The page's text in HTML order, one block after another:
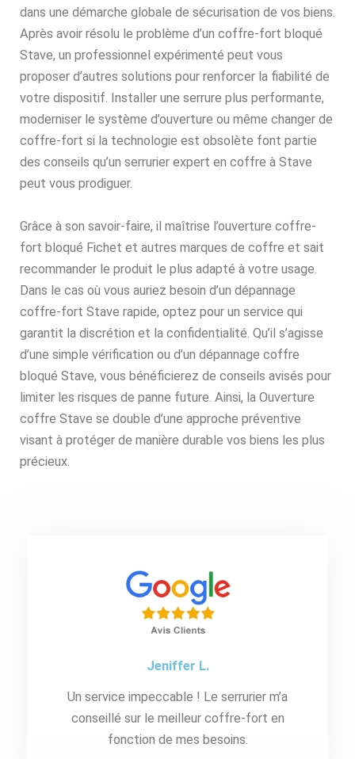
dans une démarche globale de sécurisation de vos biens.
Après avoir résolu le problème d’un coffre-fort bloqué
Stave, un professionnel expérimenté peut vous
proposer d’autres solutions pour renforcer la fiabilité de
votre dispositif. Installer une serrure plus performante,
moderniser le système d’ouverture ou même changer de
coffre-fort si la technologie est obsolète font partie
des conseils qu’un serrurier expert en coffre à Stave
peut vous prodiguer.
Grâce à son savoir-faire, il maîtrise l’ouverture coffre-
fort bloqué Fichet et autres marques de coffre et sait
recommander le produit le plus adapté à votre usage.
Dans le cas où vous auriez besoin d’un dépannage
coffre-fort Stave rapide, optez pour un service qui
garantit la discrétion et la confidentialité. Qu’il s’agisse
d’une simple vérification ou d’un dépannage coffre
bloqué Stave, vous bénéficierez de conseils avisés pour
limiter les risques de panne future. Ainsi, la Ouverture
coffre Stave se double d’une approche préventive
visant à protéger de manière durable vos biens les plus
précieux.
Jeniffer L.
Un service impeccable ! Le serrurier m’a
conseillé sur le meilleur coffre-fort en
fonction de mes besoins.